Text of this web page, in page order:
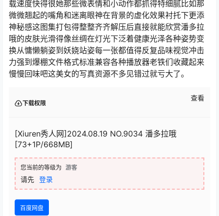
载速度快得很她那些微表情和小动作都抓得特细腻比如那
微微翘起的嘴角和迷离眼神在背景的虚化效果衬托下更添
神秘感这图集打包得整整齐齐解压后直接就能欣赏潘多拉
哦的皮肤光滑得像丝绸在灯光下泛着健康光泽各种姿势变
换从慵懒躺姿到妖娆站姿每一张都值得反复品味视觉冲击
力强到爆棚文件格式标准兼容各种播放器老铁们收藏起来
慢慢回味吧这美女的写真资源不多见错过就亏大了。
下载权限
查看
[Xiuren秀人网]2024.08.19 NO.9034 潘多拉哦
[73+1P/668MB]
您当前的等级为 游客
请先 登录
百度网盘